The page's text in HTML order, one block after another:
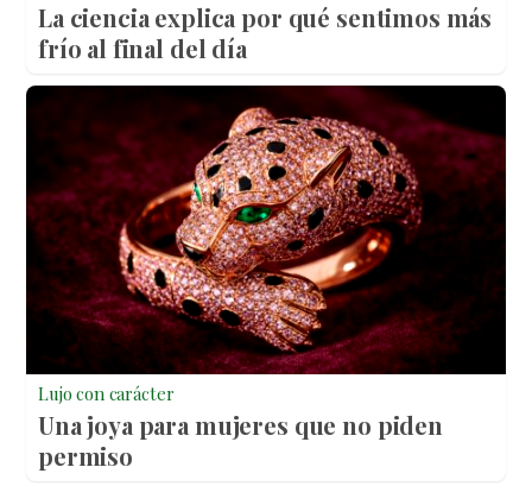
La ciencia explica por qué sentimos más
frío al final del día
Lujo con carácter
Una joya para mujeres que no piden
permiso